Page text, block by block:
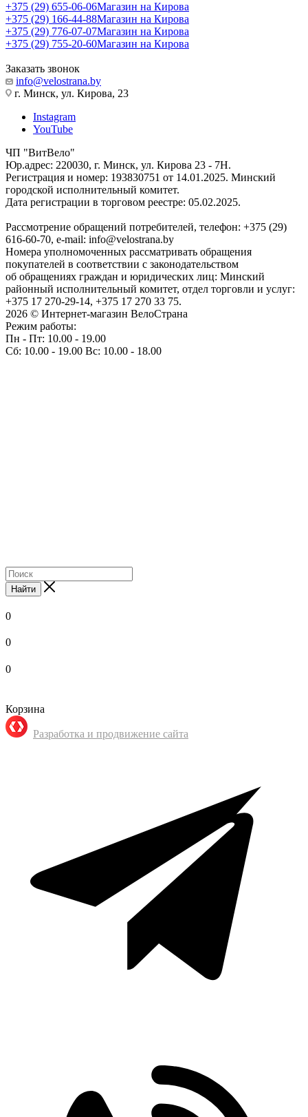
+375 (29) 655-06-06Магазин на Кирова
+375 (29) 166-44-88Магазин на Кирова
+375 (29) 776-07-07Магазин на Кирова
+375 (29) 755-20-60Магазин на Кирова
Заказать звонок
info@velostrana.by
г. Минск, ул. Кирова, 23
Instagram
YouTube
ЧП "ВитВело"
Юр.адрес: 220030, г. Минск, ул. Кирова 23 - 7Н.
Регистрация и номер: 193830751 от 14.01.2025. Минский
городской исполнительный комитет.
Дата регистрации в торговом реестре: 05.02.2025.
Рассмотрение обращений потребителей, телефон: +375 (29)
616-60-70, e-mail: info@velostrana.by
Номера уполномоченных рассматривать обращения
покупателей в соответствии с законодательством
об обращениях граждан и юридических лиц: Минский
районный исполнительный комитет, отдел торговли и услуг:
+375 17 270-29-14, +375 17 270 33 75.
2026 © Интернет-магазин ВелоСтрана
Режим работы:
Пн - Пт: 10.00 - 19.00
Сб: 10.00 - 19.00 Вс: 10.00 - 18.00
Найти
0
0
0
Корзина
Разработка и продвижение сайта